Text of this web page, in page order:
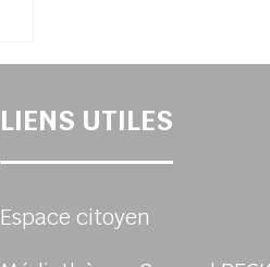
LIENS UTILES
Espace citoyen